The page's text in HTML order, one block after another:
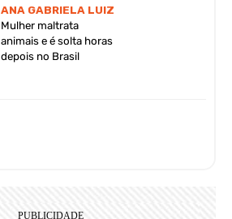
ANA GABRIELA LUIZ
Mulher maltrata
animais e é solta horas
depois no Brasil